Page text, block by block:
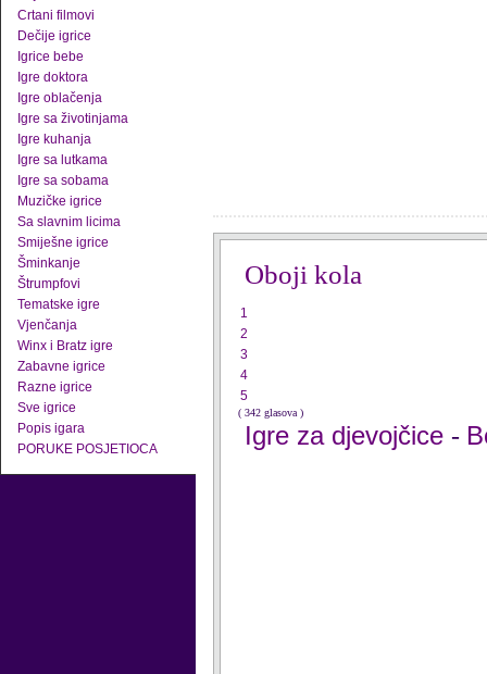
Crtani filmovi
Dečije igrice
Igrice bebe
Igre doktora
Igre oblačenja
Igre sa životinjama
Igre kuhanja
Igre sa lutkama
Igre sa sobama
Muzičke igrice
Sa slavnim licima
Smiješne igrice
Šminkanje
Štrumpfovi
Tematske igre
Vjenčanja
Winx i Bratz igre
Zabavne igrice
Razne igrice
Sve igrice
Popis igara
PORUKE POSJETIOCA
Oboji kola
1
2
3
4
5
( 342 glasova )
Igre za djevojčice -